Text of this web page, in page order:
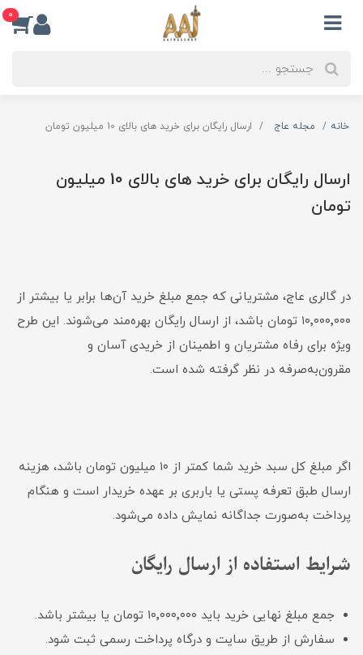
0
خانه مجله عاج ارسال رایگان برای خرید های بالای 10 میلیون تومان
ارسال رایگان برای خرید های بالای 10 میلیون
تومان
در گالری عاج، مشتریانی که جمع مبلغ خرید آن‌ها برابر یا بیشتر از
۱۰٬۰۰۰٬۰۰۰ تومان باشد، از ارسال رایگان بهره‌مند می‌شوند. این طرح
ویژه برای رفاه مشتریان و اطمینان از خریدی آسان و
مقرون‌به‌صرفه در نظر گرفته شده است.
اگر مبلغ کل سبد خرید شما کمتر از ۱۰ میلیون تومان باشد، هزینه
ارسال طبق تعرفه پستی یا باربری بر عهده خریدار است و هنگام
پرداخت به‌صورت جداگانه نمایش داده می‌شود.
شرایط استفاده از ارسال رایگان
جمع مبلغ نهایی خرید باید ۱۰٬۰۰۰٬۰۰۰ تومان یا بیشتر باشد.
سفارش از طریق سایت و درگاه پرداخت رسمی ثبت شود.